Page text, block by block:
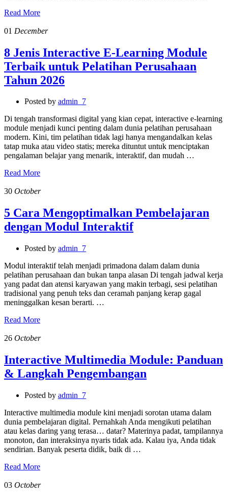
Read More
01 December
8 Jenis Interactive E-Learning Module
Terbaik untuk Pelatihan Perusahaan
Tahun 2026
Posted by admin_7
Di tengah transformasi digital yang kian cepat, interactive e-learning
module menjadi kunci penting dalam dunia pelatihan perusahaan
modern. Kini, tim pelatihan tidak lagi hanya mengandalkan kelas
tatap muka atau video statis; mereka dituntut untuk menciptakan
pengalaman belajar yang menarik, interaktif, dan mudah …
Read More
30 October
5 Cara Mengoptimalkan Pembelajaran
dengan Modul Interaktif
Posted by admin_7
Modul interaktif telah menjadi primadona dalam dalam dunia
pelatihan perusahaan dan bukan tanpa alasan Di tengah jadwal kerja
yang padat dan atensi karyawan yang makin terbagi, sesi pelatihan
tradisional yang penuh teks dan ceramah panjang kerap gagal
meninggalkan kesan berarti. …
Read More
26 October
Interactive Multimedia Module: Panduan
& Langkah Pengembangan
Posted by admin_7
Interactive multimedia module kini menjadi sorotan utama dalam
dunia pembelajaran digital. Pernahkah Anda mengikuti pelatihan
atau kelas daring yang terasa… datar? Materinya padat, tampilannya
monoton, dan interaksinya nyaris tidak ada. Kalau iya, Anda tidak
sendirian. Banyak peserta didik, baik di …
Read More
03 October